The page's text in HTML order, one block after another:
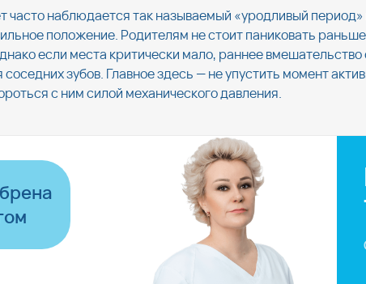
часто наблюдается так называемый «уродливый
положение. Родителям не стоит паниковать
если места критически мало, раннее
соседних зубов. Главное здесь — не упустить момент
с ним силой механического давления.